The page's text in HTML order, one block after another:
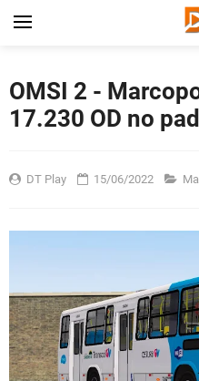
OMSI 2 -
17.230 OD no
DT Play 15/06/2022